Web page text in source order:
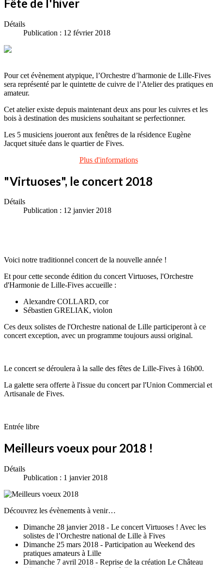
Fête de l'hiver
Détails
Publication : 12 février 2018
Pour cet évènement atypique, l’Orchestre d’harmonie de Lille-Fives
sera représenté par le quintette de cuivre de l’Atelier des pratiques en
amateur.
Cet atelier existe depuis maintenant deux ans pour les cuivres et les
bois à destination des musiciens souhaitant se perfectionner.
Les 5 musiciens joueront aux fenêtres de la résidence Eugène
Jacquet située dans le quartier de Fives.
Plus d'informations
"Virtuoses", le concert 2018
Détails
Publication : 12 janvier 2018
Voici notre traditionnel concert de la nouvelle année !
Et pour cette seconde édition du concert Virtuoses, l'Orchestre
d'Harmonie de Lille-Fives accueille :
Alexandre COLLARD, cor
Sébastien GRELIAK, violon
Ces deux solistes de l'Orchestre national de Lille participeront à ce
concert exception, avec un programme toujours aussi original.
Le concert se déroulera à la salle des fêtes de Lille-Fives à 16h00.
La galette sera offerte à l'issue du concert par l'Union Commercial et
Artisanale de Fives.
Entrée libre
Meilleurs voeux pour 2018 !
Détails
Publication : 1 janvier 2018
Découvrez les évènements à venir…
Dimanche 28 janvier 2018 - Le concert Virtuoses ! Avec les
solistes de l’Orchestre national de Lille à Fives
Dimanche 25 mars 2018 - Participation au Weekend des
pratiques amateurs à Lille
Dimanche 7 avril 2018 - Reprise de la création Le Château